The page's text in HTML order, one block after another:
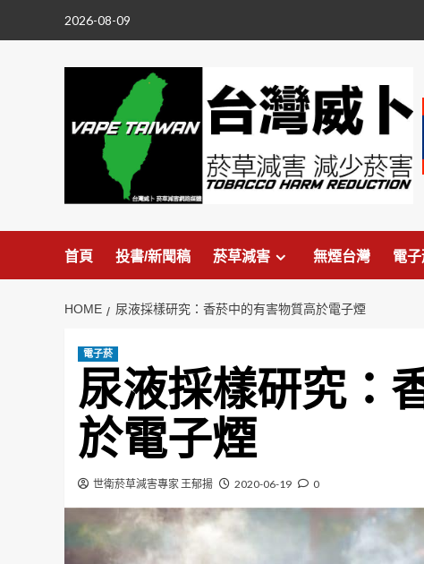
2026-08-09
首頁 投書/新聞稿 菸草減害 無煙台灣 電
HOME 尿液採樣研究：香菸中的有害物質高於電子煙
電子菸
尿液採樣研究：
於電子煙
世衛菸草減害專家 王郁揚 2020-06-19 0